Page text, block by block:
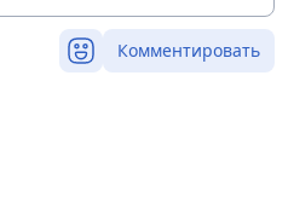
Комментировать